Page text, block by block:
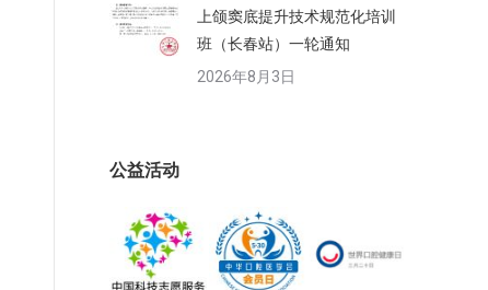
上颌窦底提升技术规范化培训
班（长春站）一轮通知
2026年8月3日
公益活动